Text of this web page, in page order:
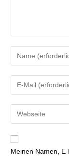
Meinen Namen,